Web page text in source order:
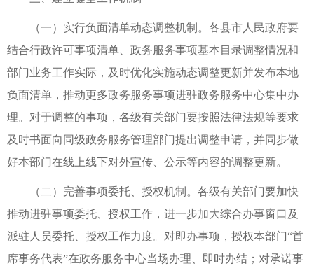
（一）实行负面清单动态调整机制。各县市人民政府要
结合行政许可事项清单、政务服务事项基本目录调整情况和
部门业务工作实际，及时优化实施动态调整更新并发布本地
负面清单，推动更多政务服务事项进驻政务服务中心集中办
理。对于调整的事项，各级有关部门要按照法律法规等要求
及时书面向同级政务服务管理部门提出调整申请，并同步做
好本部门在线上线下对外宣传、公示等内容的调整更新。
（二）完善事项委托、授权机制。各级有关部门要加快
推动进驻事项委托、授权工作，进一步加大综合办事窗口及
派驻人员委托、授权工作力度。对即办事项，授权本部门“首
席事务代表”在政务服务中心当场办理、即时办结；对承诺事